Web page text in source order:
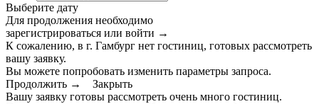
Выберите дату
Для продолжения необходимо
зарегистрироваться или войти →
К сожалению, в г. Гамбург нет гостиниц, готовых рассмотреть
вашу заявку.
Вы можете попробовать изменить параметры запроса.
Продолжить →
Закрыть
Вашу заявку готовы рассмотреть очень много гостиниц.